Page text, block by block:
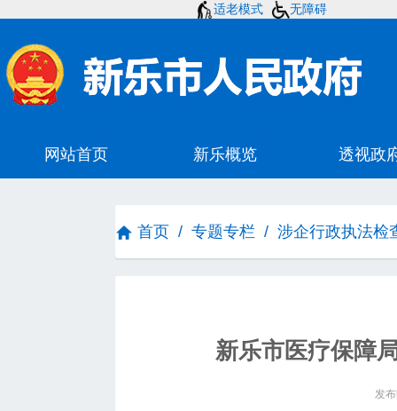
适老模式 无障碍
首页 / 专题专栏 / 涉企行政执法检
新乐市医疗保障
发